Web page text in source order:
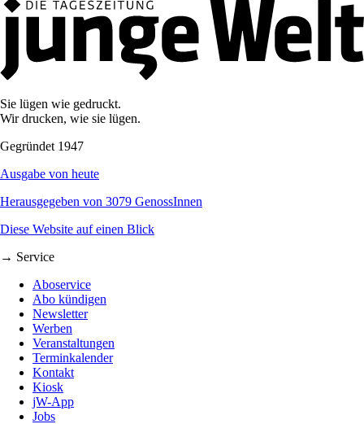
Sie lügen wie gedruckt.
Wir drucken, wie sie lügen.
Gegründet 1947
Ausgabe von heute
Herausgegeben von 3079 GenossInnen
Diese Website auf einen Blick
→ Service
Aboservice
Abo kündigen
Newsletter
Werben
Veranstaltungen
Terminkalender
Kontakt
Kiosk
jW-App
Jobs